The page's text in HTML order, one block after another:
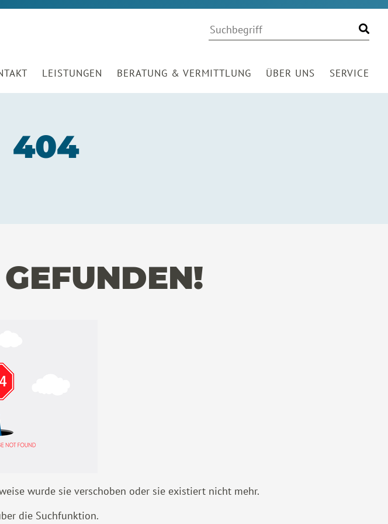
Volltextsuche
Suchwort
LEISTUNGEN BERATUNG & VERMITTLUNG ÜBER UNS SERVICE
404
wurde sie verschoben oder sie existiert nicht mehr.
die Suchfunktion.